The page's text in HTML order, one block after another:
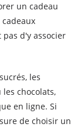
un cadeau
d'y associer
les
chocolats,
en ligne. Si
de choisir un